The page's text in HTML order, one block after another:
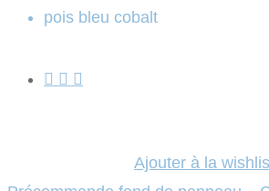
pois bleu cobalt
Ajouter à la